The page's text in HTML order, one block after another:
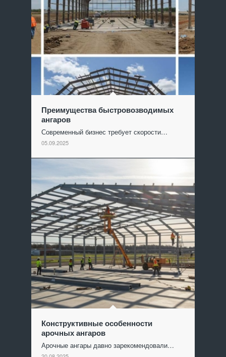
Преимущества быстровозводимых
ангаров
Современный бизнес требует скорости…
05.09.2025
Конструктивные особенности
арочных ангаров
Арочные ангары давно зарекомендовали…